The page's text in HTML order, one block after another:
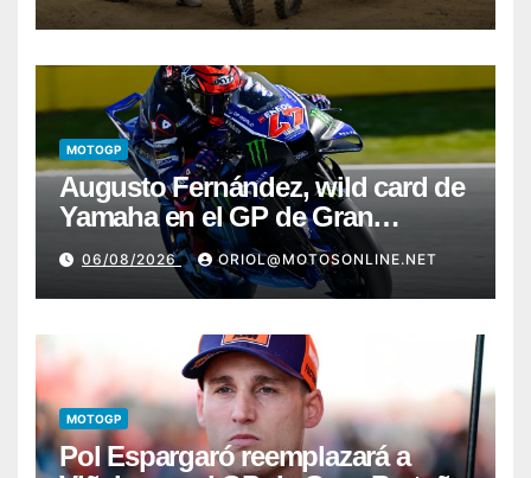
MOTOGP
Augusto Fernández, wild card de
Yamaha en el GP de Gran
Bretaña
06/08/2026 ORIOL@MOTOSONLINE.NET
MOTOGP
Pol Espargaró reemplazará a